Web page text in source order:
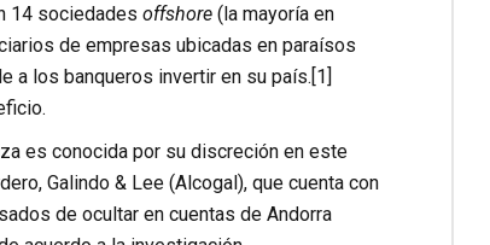
14 sociedades offshore (la mayoría en
de empresas ubicadas en paraísos
a los banqueros invertir en su país.[1]
es conocida por su discreción en este
Galindo & Lee (Alcogal), que cuenta con
de ocultar en cuentas de Andorra